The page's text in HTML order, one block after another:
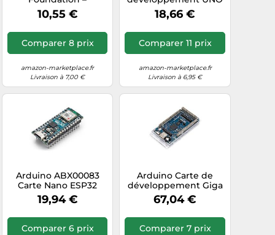
Microcontrôleur
Raspberry Pi® Pico
10,55 €
Comparer 8 prix
amazon-marketplace.fr
Livraison à 7,00 €
R4 Minima
[ABX00080] – Arm
Arduino IDE
18,66 €
Comparer 11 prix
amazon-marketplace.fr
Livraison à 6,95 €
Arduino ABX00083
Carte Nano ESP32
with headers Nano
19,94 €
Comparer 6 prix
Arduino Carte de
développement Giga
R1 WiFi –
Cortex‑M7/M4 double
cœur, Wi‑Fi et
Bluetooth
67,04 €
Comparer 7 prix